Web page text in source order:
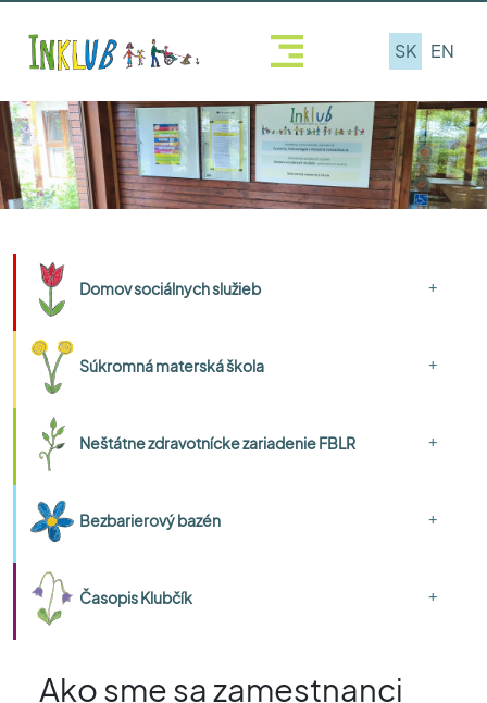
SK EN
Domov sociálnych služieb +
Súkromná materská škola +
Neštátne zdravotnícke zariadenie FBLR +
Bezbarierový bazén +
Časopis Klubčík +
Ako sme sa zamestnanci